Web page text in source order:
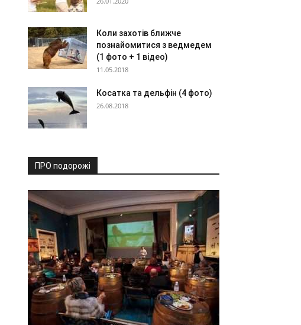
Коли захотів ближче
познайомитися з ведмедем
(1 фото + 1 відео)
11.05.2018
Косатка та дельфін (4 фото)
26.08.2018
ПРО подорожі